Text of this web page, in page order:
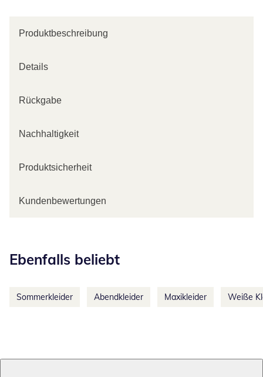
Produktbeschreibung
Details
Rückgabe
Nachhaltigkeit
Produktsicherheit
Kundenbewertungen
Ebenfalls beliebt
Sommerkleider Abendkleider Maxikleider Weiße